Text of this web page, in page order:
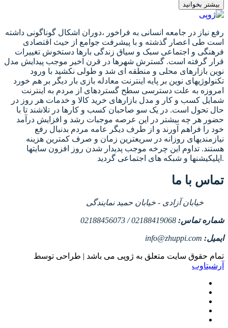
بیشتر بخوانید
رفع نیاز در جامعه انسانی به فراخور ،دوران اشکال گوناگونی داشته
است طی اعصار گذشته و با پیشرفت جوامع از حیث اقتصادی
فرهنگی و اجتماعی سبک و سیاق زندگی بارها دستخوش تغییرات
قرار گرفته است. گسترش شهرها در قرن اخیر موجب پیدایش مدل
نوین بازارهای محلی و منطقه ای شد و طولی نکشید با ورود
تکنولوژیهای نوین بر پایه اینترنت معادله بازی بار دیگر بر هم خورد
امروزه به علت دسترسی سطح گستردهای از مردم به اینترنت
شمایل کسب و کار و مدل بازارهای خرید کالا و خدمات هر روز در
حال تحول است. در یک سو صاحبان کسب و کارها در تلاشند تا با
حضور هر چه بیشتر در این عرصه موجبات رشد و افزایش درآمد
خود را فراهم آورند و از طرف دیگر عامه مردم بدنبال رفع
نیازمندیهای روزانه در سریعترین زمان و صرف کمترین هزینه
هستند. تداوم این چرخه موجب پدیدار شدن روز افزون سایتها
اپلیکیشنها و شبکه های اجتماعی گردید.
تماس با ما
خیابان آزادی - خیابان حمید نمایندگی
شماره تماس: 02188419068 / 02188456073
ایمیل: info@zhuppi.com
تمام حقوق سایت متعلق به ژوپی می باشد | طراحی توسط
آرشیتاوب